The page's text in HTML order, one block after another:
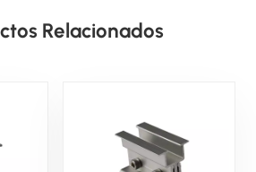
Relacionados